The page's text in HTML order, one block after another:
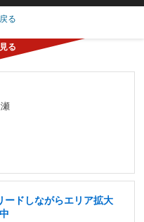
る
ードしながらエリア拡大